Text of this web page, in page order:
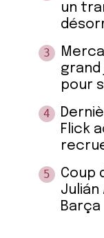
un
3
grand
pour
4
Flick
5
Coup
Julián
Barça